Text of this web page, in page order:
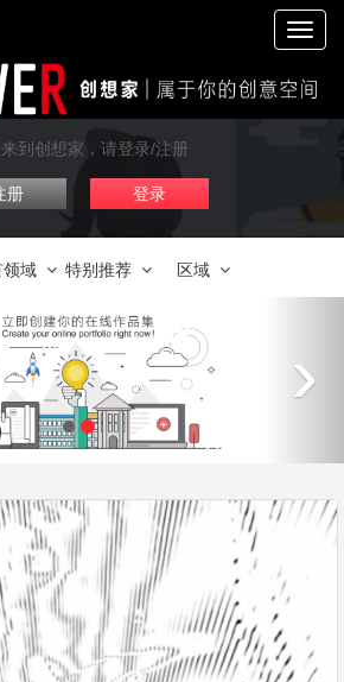
切
换
航
到创想家，请登录/注册
册 登录
领域 特别推荐 区域
›